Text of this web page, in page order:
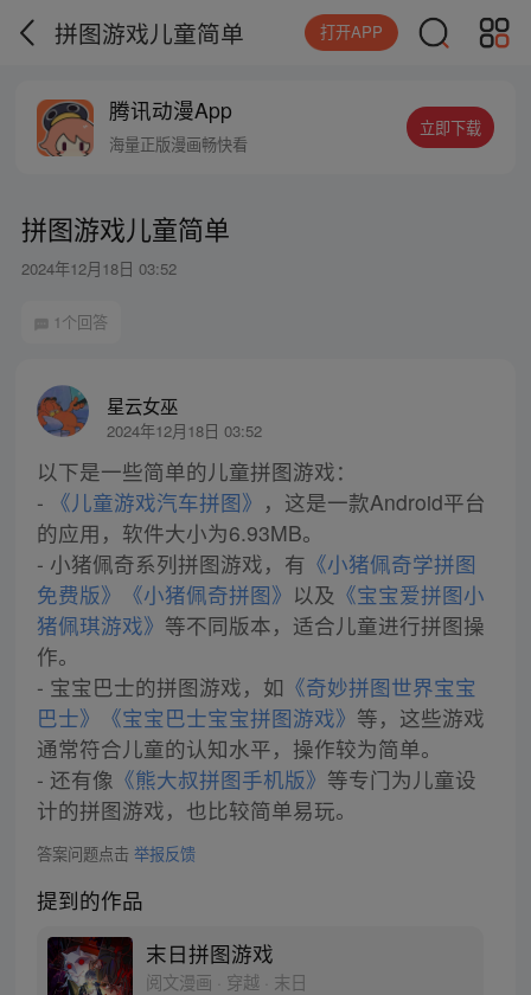
拼图游戏儿童简单 打开APP
腾讯动漫App
海量正版漫画畅快看
立即下载
拼图游戏儿童简单
2024年12月18日 03:52
1个回答
星云女巫
2024年12月18日 03:52
以下是一些简单的儿童拼图游戏：
- 《儿童游戏汽车拼图》 ，这是一款Android平台
的应用，软件大小为6.93MB。
- 小猪佩奇系列拼图游戏，有 《小猪佩奇学拼图
免费版》
《小猪佩奇拼图》 以及 《宝宝爱拼图小
猪佩琪游戏》 等不同版本，适合儿童进行拼图操
作。
- 宝宝巴士的拼图游戏，如 《奇妙拼图世界宝宝
巴士》
《宝宝巴士宝宝拼图游戏》 等，这些游戏
通常符合儿童的认知水平，操作较为简单。
- 还有像 《熊大叔拼图手机版》 等专门为儿童设
计的拼图游戏，也比较简单易玩。
答案问题点击 举报反馈
提到的作品
末日拼图游戏
阅文漫画 · 穿越 · 末日